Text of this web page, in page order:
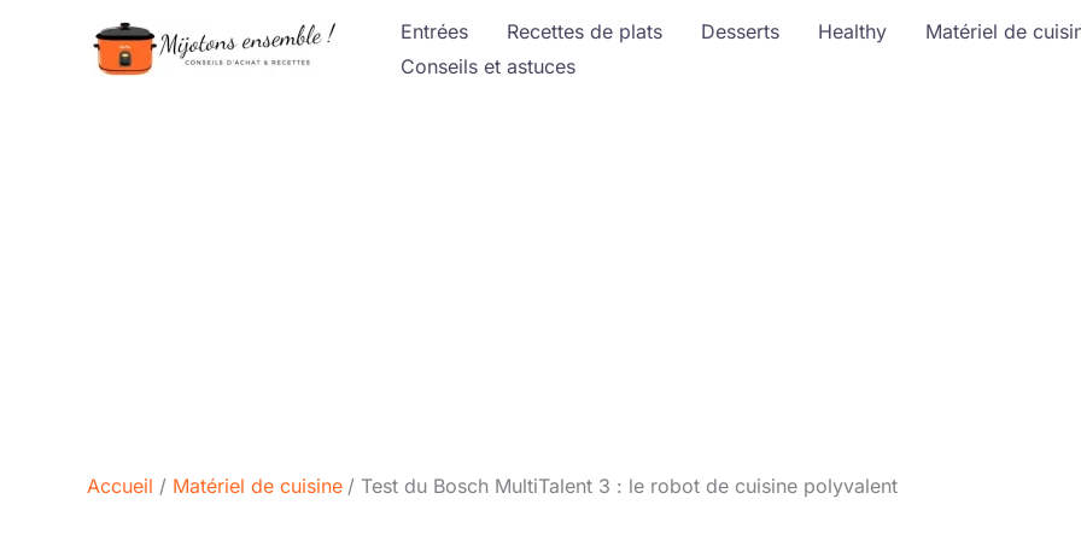
Entrées Recettes de plats Desserts Healthy Matériel de
Conseils et astuces
Accueil Matériel de cuisine Test du Bosch MultiTalent 3 : le robot de cuisine polyvalent